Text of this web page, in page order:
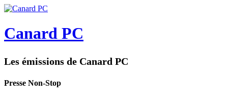
Canard PC
Les émissions de Canard PC
Presse Non-Stop